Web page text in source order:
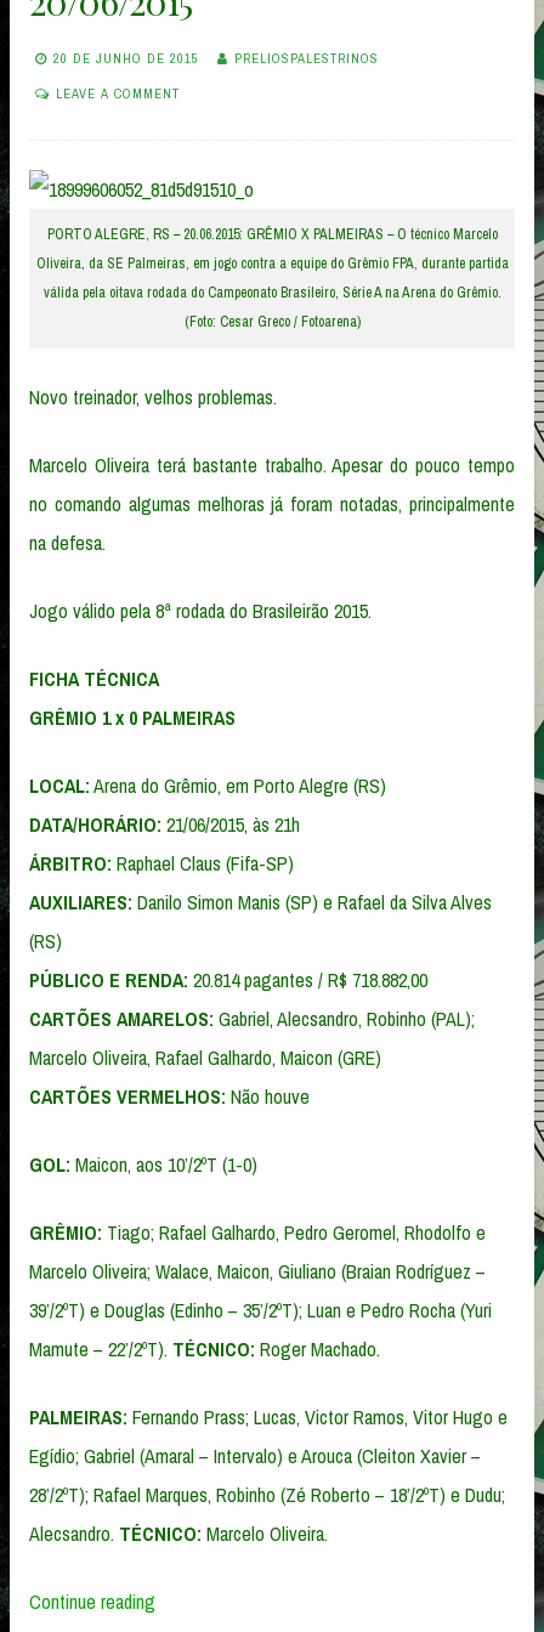
20 DE JUNHO DE 2015 PRELIOSPALESTRINOS
LEAVE A COMMENT
PORTO ALEGRE, RS – 20.06.2015: GRÊMIO X PALMEIRAS – O técnico Marcelo
Oliveira, da SE Palmeiras, em jogo contra a equipe do Grêmio FPA, durante partida
válida pela oitava rodada do Campeonato Brasileiro, Série A na Arena do Grêmio.
(Foto: Cesar Greco / Fotoarena)
Novo treinador, velhos problemas.
Marcelo Oliveira terá bastante trabalho. Apesar do pouco tempo
no comando algumas melhoras já foram notadas, principalmente
na defesa.
Jogo válido pela 8ª rodada do Brasileirão 2015.
FICHA TÉCNICA
GRÊMIO 1 x 0 PALMEIRAS
LOCAL:Arena do Grêmio, em Porto Alegre (RS)
DATA/HORÁRIO: 21/06/2015, às 21h
ÁRBITRO: Raphael Claus (Fifa-SP)
AUXILIARES: Danilo Simon Manis (SP) e Rafael da Silva Alves
(RS)
PÚBLICO E RENDA: 20.814 pagantes / R$ 718.882,00
CARTÕES AMARELOS: Gabriel, Alecsandro, Robinho (PAL);
Marcelo Oliveira, Rafael Galhardo, Maicon (GRE)
CARTÕES VERMELHOS: Não houve
GOL: Maicon, aos 10’/2ºT (1-0)
GRÊMIO: Tiago; Rafael Galhardo, Pedro Geromel, Rhodolfo e
Marcelo Oliveira; Walace, Maicon, Giuliano (Braian Rodríguez –
39’/2ºT) e Douglas (Edinho – 35’/2ºT); Luan e Pedro Rocha (Yuri
Mamute – 22’/2ºT). TÉCNICO: Roger Machado.
PALMEIRAS: Fernando Prass; Lucas, Victor Ramos, Vitor Hugo e
Egídio; Gabriel (Amaral – Intervalo) e Arouca (Cleiton Xavier –
28’/2ºT); Rafael Marques, Robinho (Zé Roberto – 18’/2ºT) e Dudu;
Alecsandro. TÉCNICO: Marcelo Oliveira.
Continue reading